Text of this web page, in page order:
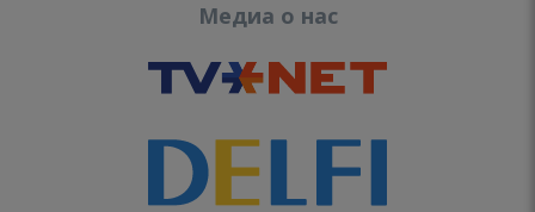
Медиа о нас